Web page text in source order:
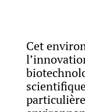
Cet